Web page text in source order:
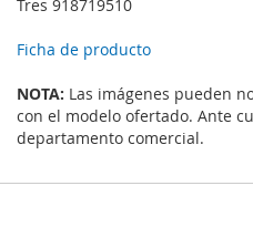
Ficha de producto
NOTA: Las imágenes pueden
con el modelo ofertado. Ante
departamento comercial.